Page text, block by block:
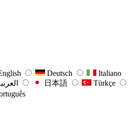
Deutsch
Italiano
日本語
Türkçe